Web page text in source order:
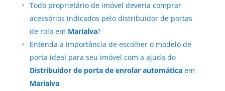
Todo proprietário de imóvel deveria comprar
acessórios indicados pelo distribuidor de portas
de rolo em Marialva?
Entenda a importância de escolher o modelo de
porta ideal para seu imóvel com a ajuda do
Distribuidor de porta de enrolar automáticaem
Marialva